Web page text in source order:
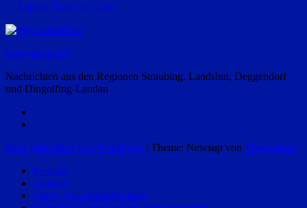
7. August 2026 red_ra24
regio-aktuell24
Nachrichten aus den Regionen Straubing, Landshut, Deggendorf
und Dingolfing-Landau
Stolz präsentiert von WordPress | Theme: Newsup von Themeansar
Kontakt
Autoren
(pm) – Pressemitteilungen